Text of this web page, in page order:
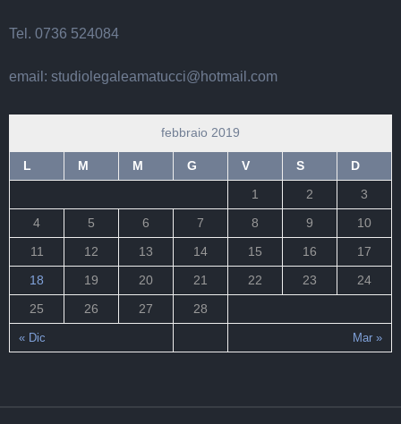
Tel. 0736 524084
email: studiolegaleamatucci@hotmail.com
febbraio 2019
L M M G V S D
« Dic Mar »
1 2
3
4
5 6 7 8 9
10
11
12 13 14 15 16
17
18
19 20 21 22 23
24
25
26 27 28